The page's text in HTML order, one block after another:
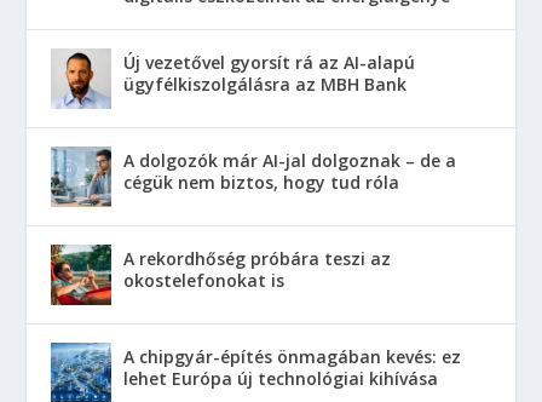
Új vezetővel gyorsít rá az AI-alapú
ügyfélkiszolgálásra az MBH Bank
A dolgozók már AI-jal dolgoznak – de a
cégük nem biztos, hogy tud róla
A rekordhőség próbára teszi az
okostelefonokat is
A chipgyár-építés önmagában kevés: ez
lehet Európa új technológiai kihívása